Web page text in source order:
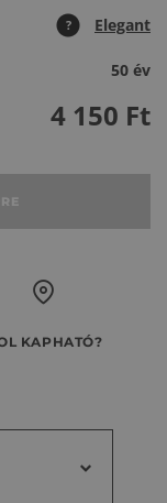
? Elegant
50 év
4 150 Ft
KAPHATÓ?